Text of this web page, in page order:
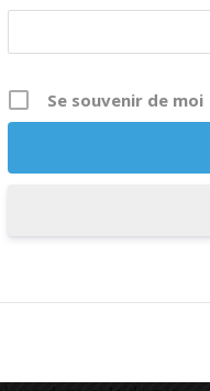
Se souvenir de moi